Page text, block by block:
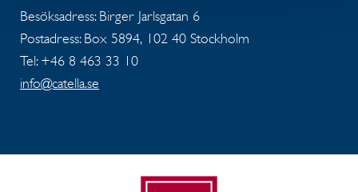
Besöksadress: Birger Jarlsgatan 6
Postadress: Box 5894, 102 40 Stockholm
Tel: +46 8 463 33 10
info@catella.se